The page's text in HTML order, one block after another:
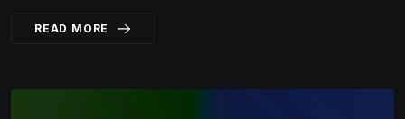
READ MORE